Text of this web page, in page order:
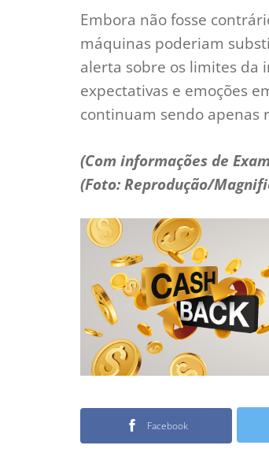
Embora não fosse
máquinas poderiam
alerta sobre os limites da
expectativas e emoções
continuam sendo apenas
(Com informações de
(Foto: Reprodução/
Facebook